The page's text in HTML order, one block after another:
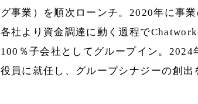
グ事業）を順次ローンチ。2020年に事
各社より資金調達に動く過程で
100％子会社としてグループイン。
役員に就任し、グループシナジーの創出